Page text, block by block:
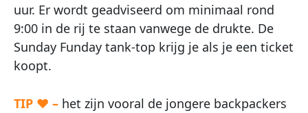
uur. Er wordt geadviseerd om minimaal rond
9:00 in de rij te staan vanwege de drukte. De
Sunday Funday tank-top krijg je als je een ticket
koopt.
TIP ♥ – het zijn vooral de jongere backpackers